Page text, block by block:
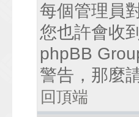
每個管理員
您也許會收
phpBB
警告，那麼
回頂端